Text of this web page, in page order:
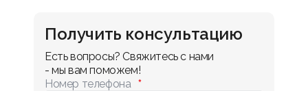
Получить консультацию
Есть вопросы? Свяжитесь с нами
- мы вам поможем!
Номер телефона